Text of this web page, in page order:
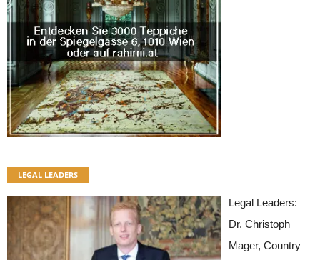
LEGAL LEADERS
Legal Leaders:
Dr. Christoph
Mager, Country